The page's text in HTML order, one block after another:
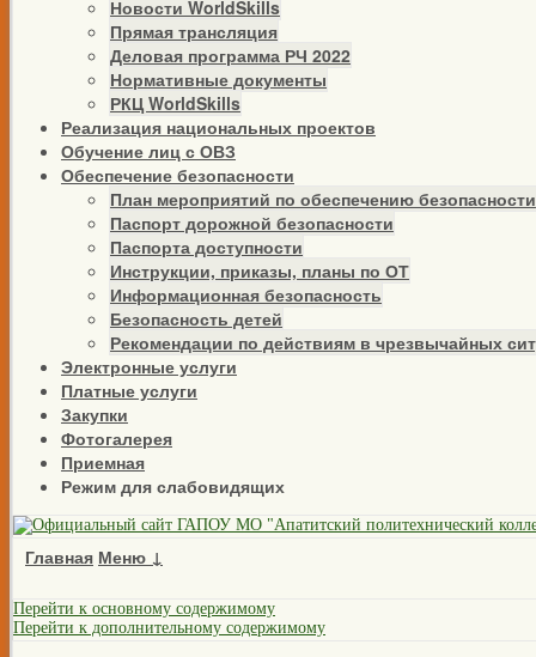
Новости WorldSkills
Прямая трансляция
Деловая программа РЧ 2022
Нормативные документы
РКЦ WorldSkills
Реализация национальных проектов
Обучение лиц с ОВЗ
Обеспечение безопасности
План мероприятий по обеспечению безопасности
Паспорт дорожной безопасности
Паспорта доступности
Инструкции, приказы, планы по ОТ
Информационная безопасность
Безопасность детей
Рекомендации по действиям в чрезвычайных
Электронные услуги
Платные услуги
Закупки
Фотогалерея
Приемная
Режим для слабовидящих
Главная Меню ↓
Перейти к основному содержимому
Перейти к дополнительному содержимому